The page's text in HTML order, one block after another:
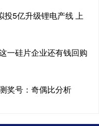
投5亿升级锂电产线 上
一硅片企业还有钱回购
奖号：奇偶比分析